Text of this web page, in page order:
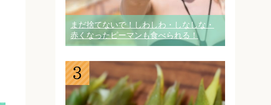
まだ捨てないで！しわしわ・しなしな・
赤くなったピーマンも食べられる！